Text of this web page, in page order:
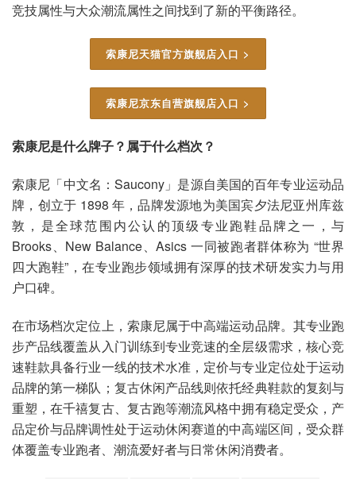
竞技属性与大众潮流属性之间找到了新的平衡路径。
索康尼天猫官方旗舰店入口 >
索康尼京东自营旗舰店入口 >
索康尼是什么牌子？属于什么档次？
索康尼「中文名：Saucony」是源自美国的百年专业运动品
牌，创立于 1898 年，品牌发源地为美国宾夕法尼亚州库兹
敦，是全球范围内公认的顶级专业跑鞋品牌之一，与
Brooks、New Balance、Asics 一同被跑者群体称为 “世界
四大跑鞋”，在专业跑步领域拥有深厚的技术研发实力与用
户口碑。
在市场档次定位上，索康尼属于中高端运动品牌。其专业跑
步产品线覆盖从入门训练到专业竞速的全层级需求，核心竞
速鞋款具备行业一线的技术水准，定价与专业定位处于运动
品牌的第一梯队；复古休闲产品线则依托经典鞋款的复刻与
重塑，在千禧复古、复古跑等潮流风格中拥有稳定受众，产
品定价与品牌调性处于运动休闲赛道的中高端区间，受众群
体覆盖专业跑者、潮流爱好者与日常休闲消费者。